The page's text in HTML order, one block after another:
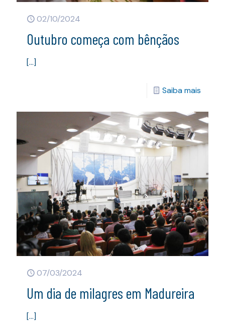
02/10/2024
Outubro começa com bênçãos
[…]
Saiba mais
07/03/2024
Um dia de milagres em Madureira
[…]